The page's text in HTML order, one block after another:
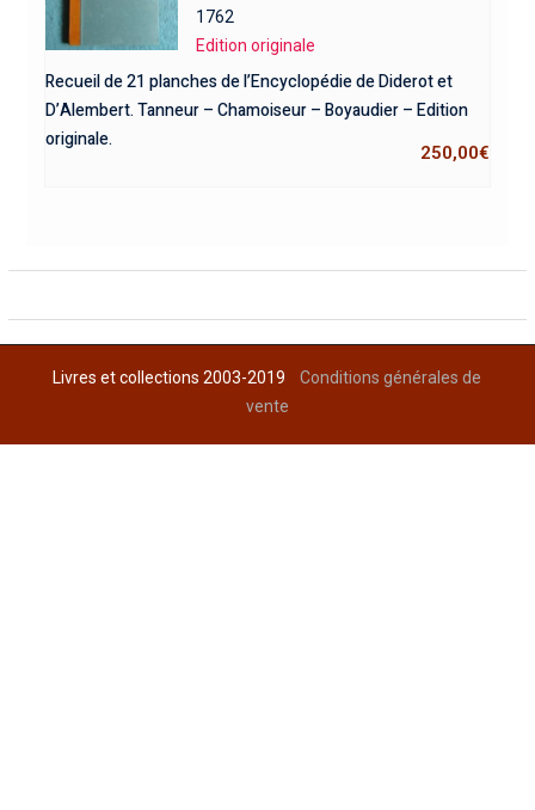
1762
Edition originale
Recueil de 21 planches de l’Encyclopédie de Diderot et
D’Alembert. Tanneur – Chamoiseur – Boyaudier – Edition
originale.
250,00€
Livres et collections 2003-2019Conditions générales de
vente